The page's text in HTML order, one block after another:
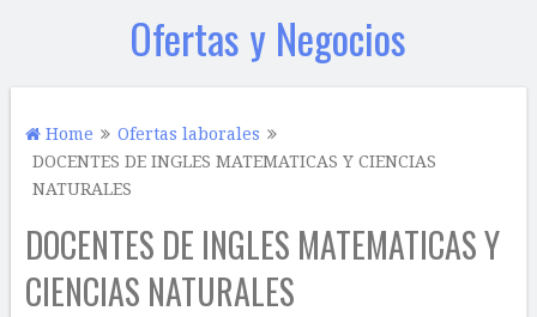
Ofertas y Negocios
Home
Ofertas laborales
DOCENTES DE INGLES MATEMATICAS Y CIENCIAS
NATURALES
DOCENTES DE INGLES MATEMATICAS Y
CIENCIAS NATURALES